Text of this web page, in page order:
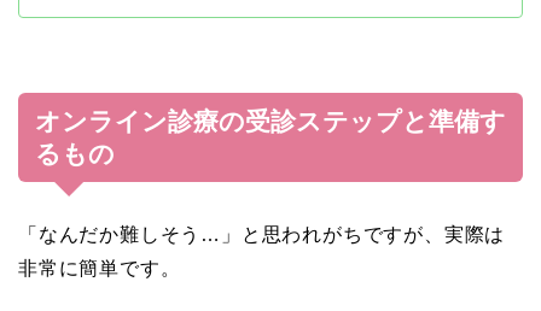
オンライン診療の受診ステップと準備す
るもの
「なんだか難しそう…」と思われがちですが、実際は
非常に簡単です。